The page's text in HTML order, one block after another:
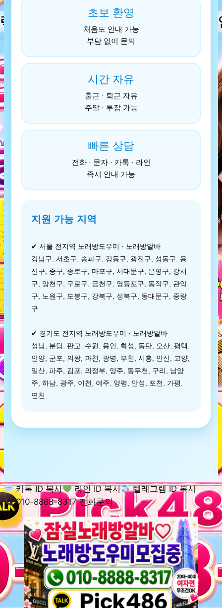
초보 환영
처음도 안내 가능
부담 없이 문의
시간 자유
출근 · 퇴근 자유
주말 · 투잡 가능
빠른 상담
전화 · 문자 · 카톡 · 라인
즉시 안내 가능
지원 가능 지역
✔ 서울 전지역 노래방도우미 · 노래방알바
강남구, 서초구, 송파구, 강동구, 광진구, 성동구, 용
산구, 중구, 종로구, 마포구, 서대문구, 은평구, 강서
구, 양천구, 구로구, 금천구, 영등포구, 동작구, 관악
구, 노원구, 도봉구, 강북구, 성북구, 동대문구, 중랑
구
✔ 경기도 전지역 노래방도우미 · 노래방알바
성남, 분당, 판교, 수원, 용인, 화성, 동탄, 오산, 평택,
안양, 군포, 의왕, 과천, 광명, 부천, 시흥, 안산, 고양,
일산, 파주, 김포, 의정부, 양주, 동두천, 구리, 남양
주, 하남, 광주, 이천, 여주, 양평, 안성, 포천, 가평,
연천
카톡 ID 복사 라인 ID 복사
텔레그램 ID 복사
010-8888-8317 전화문의